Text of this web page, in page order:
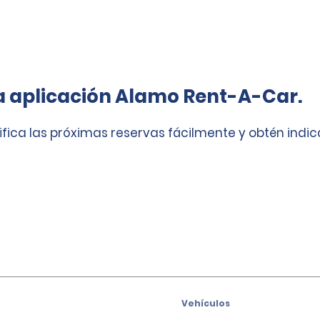
aplicación Alamo Rent-A-Car.
las próximas reservas fácilmente y obtén
Vehículos